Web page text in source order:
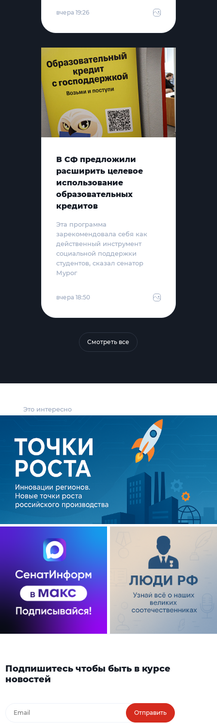
Это интересно
вчера 19:26
В СФ предложили
расширить целевое
использование
образовательных
кредитов
Эта программа
зарекомендовала себя как
действенный инструмент
социальной поддержки
студентов, сказал сенатор
Мурог
вчера 18:50
Смотреть все
Подпишитесь чтобы быть в курсе
новостей
Отправить